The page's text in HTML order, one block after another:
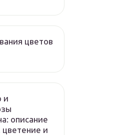
цветов
и
описание
и